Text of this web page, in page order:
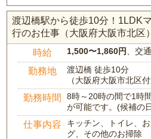
渡辺橋駅から徒歩10分！1LDK
行のお仕事（大阪府大阪市北区）
時給 1,500〜1,860円 、交
勤務地
渡辺橋 徒歩10分
（大阪府大阪市北区付
勤務時間
8時～20時の間で1時
が可能です。(候補の
仕事内容
キッチン、トイレ、
グ、その他のお掃除